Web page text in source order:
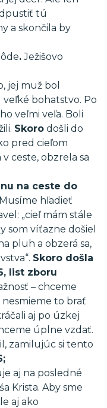
tú
a skončila by
.Ježišovo
jej muž bol
bohatstvo. Po
veľmi veľa. Boli
Skoro došli do
pred cieľom
ceste, obzrela sa
na ceste do
Musíme hľadieť
„cieľ mám stále
som víťazne došiel
pluh a obzerá sa,
Skoro došla
list zboru
– chceme
nesmieme to brať
aj po úzkej
úplne vzdať.
zamilujúc si tento
aj na posledné
Krista. Aby sme
aj ako